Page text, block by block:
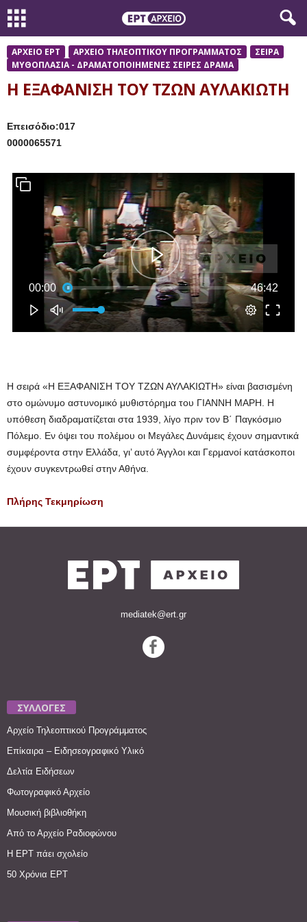
ΑΡΧΕΙΟ ΕΡΤ ΑΡΧΕΙΟ ΤΗΛΕΟΠΤΙΚΟΥ ΠΡΟΓΡΑΜΜΑΤΟΣ
ΣΕΙΡΑ
ΜΥΘΟΠΛΑΣΙΑ - ΔΡΑΜΑΤΟΠΟΙΗΜΕΝΕΣ ΣΕΙΡΕΣ ΔΡΑΜΑ
Η ΕΞΑΦΑΝΙΣΗ ΤΟΥ ΤΖΩΝ ΑΥΛΑΚΙΩΤΗ
Επεισόδιο:017
0000065571
Η σειρά «Η ΕΞΑΦΑΝΙΣΗ ΤΟΥ ΤΖΩΝ ΑΥΛΑΚΙΩΤΗ» είναι βασισμένη
στο ομώνυμο αστυνομικό μυθιστόρημα του ΓΙΑΝΝΗ ΜΑΡΗ. Η
υπόθεση διαδραματίζεται στα 1939, λίγο πριν τον Β΄ Παγκόσμιο
Πόλεμο. Εν όψει του πολέμου οι Μεγάλες Δυνάμεις έχουν σημαντικά
συμφέροντα στην Ελλάδα, γι’ αυτό Άγγλοι και Γερμανοί κατάσκοποι
έχουν συγκεντρωθεί στην Αθήνα.
Πλήρης Τεκμηρίωση
mediatek@ert.gr
ΣΥΛΛΟΓΕΣ
Αρχείο Τηλεοπτικού Προγράμματος
Επίκαιρα – Ειδησεογραφικό Υλικό
Δελτία Ειδήσεων
Φωτογραφικό Αρχείο
Μουσική βιβλιοθήκη
Από το Αρχείο Ραδιοφώνου
Η ΕΡΤ πάει σχολείο
50 Χρόνια ΕΡΤ